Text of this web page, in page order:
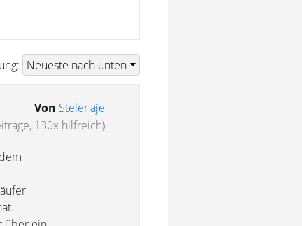
Von Stelenaje
130x hilfreich)